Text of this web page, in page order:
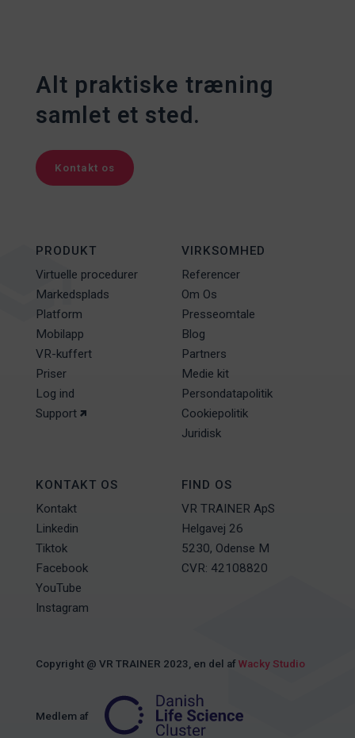
Alt praktiske træning
samlet et sted.
Kontakt os
PRODUKT
Virtuelle procedurer
Markedsplads
Platform
Mobilapp
VR-kuffert
Priser
Log ind
Support
VIRKSOMHED
Referencer
Om Os
Presseomtale
Blog
Partners
Medie kit
Persondatapolitik
Cookiepolitik
Juridisk
KONTAKT OS
Kontakt
Linkedin
Tiktok
Facebook
YouTube
Instagram
FIND OS
VR TRAINER ApS
Helgavej 26
5230, Odense M
CVR: 42108820
Copyright @ VR TRAINER 2023, en del af Wacky Studio
Medlem af